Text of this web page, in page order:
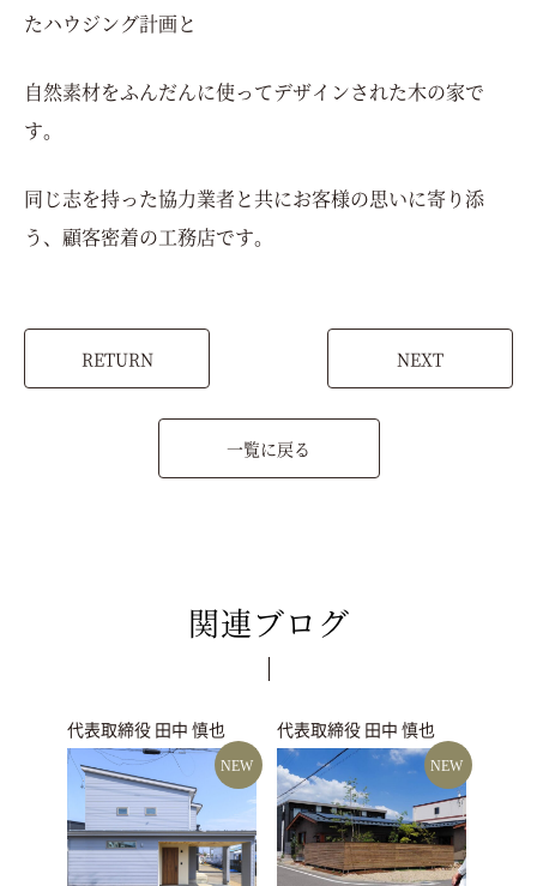
たハウジング計画と
自然素材をふんだんに使ってデザインされた木の家で
す。
同じ志を持った協力業者と共にお客様の思いに寄り添
う、顧客密着の工務店です。
RETURN NEXT
一覧に戻る
関連ブログ
代表取締役 田中 慎也
NEW
代表取締役 田中 慎也
NEW